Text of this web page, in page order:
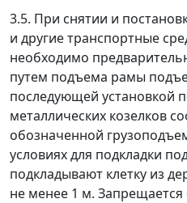
3.5. При снятии и
и другие транспортные
необходимо
путем подъема рамы
последующей установкой
металлических козелков
обозначенной
условиях для подкладки
подкладывают клетку из
не менее 1 м.